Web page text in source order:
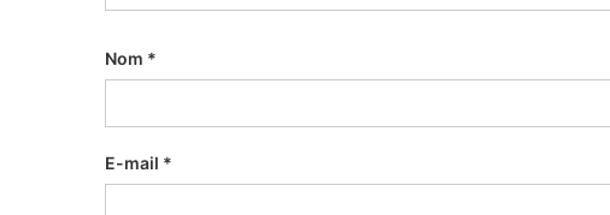
Nom *
E-mail *